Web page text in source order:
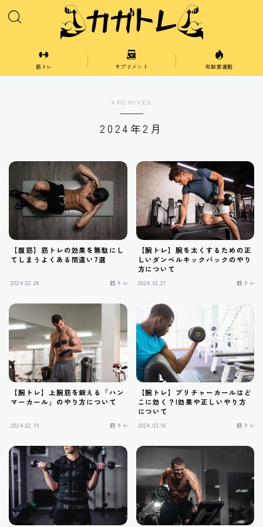
脚
腹
背中
筋トレ
有酸素運動
サプリメント
筋トレ サプリメント 有酸素運動
ARCHIVES
2024年2月
【腹筋】筋トレの効果を無駄にし
てしまうよくある間違い7選
2024.02.28 筋トレ
【腕トレ】腕を太くするための正
しいダンベルキックバックのやり
方について
2024.02.27 筋トレ
【腕トレ】上腕筋を鍛える「ハン
マーカール」のやり方について
2024.02.19 筋トレ
【腕トレ】プリチャーカールはど
こに効く？|効果や正しいやり方
について
2024.02.16 筋トレ